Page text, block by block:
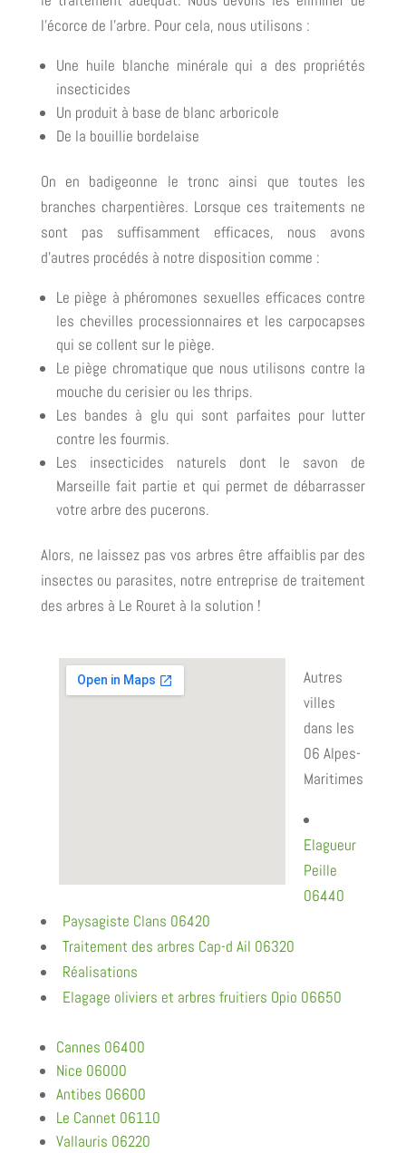
l’écorce de l’arbre. Pour cela, nous utilisons :
Une huile blanche minérale qui a des propriétés
insecticides
Un produit à base de blanc arboricole
De la bouillie bordelaise
On en badigeonne le tronc ainsi que toutes les
branches charpentières. Lorsque ces traitements ne
sont pas suffisamment efficaces, nous avons
d’autres procédés à notre disposition comme :
Le piège à phéromones sexuelles efficaces contre
les chevilles processionnaires et les carpocapses
qui se collent sur le piège.
Le piège chromatique que nous utilisons contre la
mouche du cerisier ou les thrips.
Les bandes à glu qui sont parfaites pour lutter
contre les fourmis.
Les insecticides naturels dont le savon de
Marseille fait partie et qui permet de débarrasser
votre arbre des pucerons.
Alors, ne laissez pas vos arbres être affaiblis par des
insectes ou parasites, notre entreprise de traitement
des arbres à Le Rouret à la solution !
Autres
villes
dans les
06 Alpes-
Maritimes
Elagueur
Peille
06440
Paysagiste Clans 06420
Traitement des arbres Cap-d Ail 06320
Réalisations
Elagage oliviers et arbres fruitiers Opio 06650
Cannes 06400
Nice 06000
Antibes 06600
Le Cannet 06110
Vallauris 06220